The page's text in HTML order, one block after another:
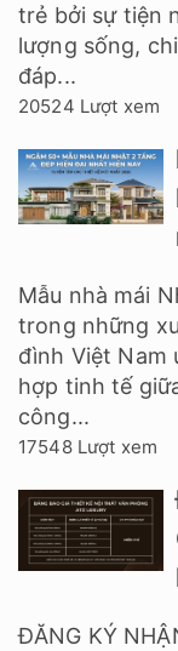
trẻ bởi sự tiện
lượng sống,
đáp...
20524 Lượt xem
Mẫu nhà mái
trong những
đình Việt Nam
hợp tinh tế
công...
17548 Lượt xem
ĐĂNG KÝ